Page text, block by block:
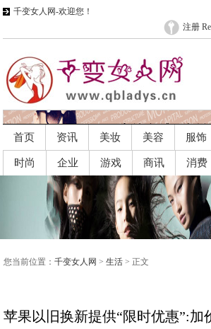
千变女人网-欢迎您！
注册
首页 资讯 美妆 美容 服饰
时尚 企业 游戏 商讯 消费
您当前位置： 千变女人网 > 生活 > 正文
苹果以旧换新提供“限时优惠”:加